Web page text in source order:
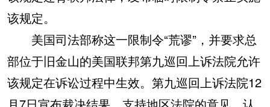
该规定。
美国司法部称这一限制令“荒谬”，并要求总
部位于旧金山的美国联邦第九巡回上诉法院允许
该规定在诉讼过程中生效。第九巡回上诉法院12